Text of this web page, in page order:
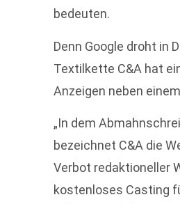
bedeuten.
Denn Google droht in
Textilkette C&A hat
Anzeigen neben
„In dem
bezeichnet C&A die
Verbot redaktioneller
kostenloses Casting